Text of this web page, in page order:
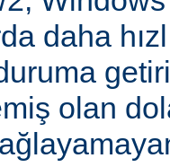
daha
olan